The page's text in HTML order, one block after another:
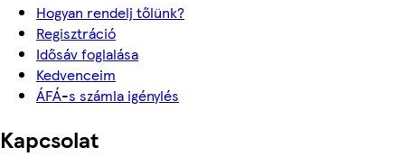
Hogyan rendelj tőlünk?
Regisztráció
Idősáv foglalása
Kedvenceim
ÁFÁ-s számla igénylés
Kapcsolat